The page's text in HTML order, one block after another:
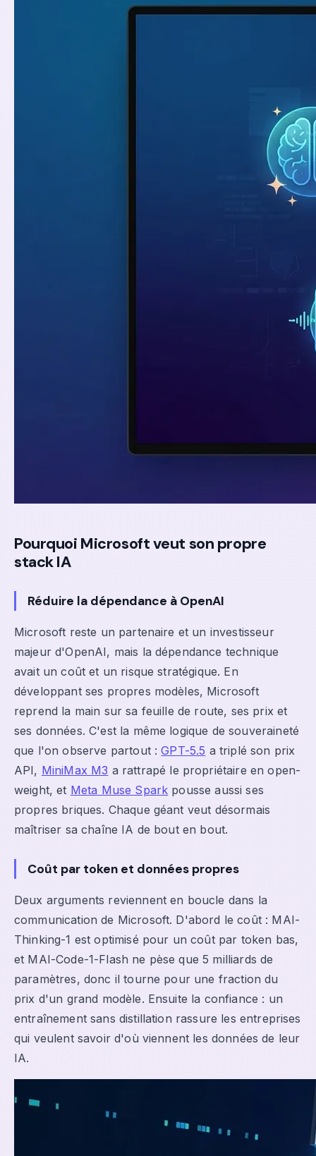
Pourquoi Microsoft veut son propre
stack IA
Réduire la dépendance à OpenAI
Microsoft reste un partenaire et un investisseur
majeur d'OpenAI, mais la dépendance technique
avait un coût et un risque stratégique. En
développant ses propres modèles, Microsoft
reprend la main sur sa feuille de route, ses prix et
ses données. C'est la même logique de souveraineté
que l'on observe partout :GPT-5.5 a triplé son prix
API, MiniMax M3 a rattrapé le propriétaire en open-
weight, et Meta Muse Spark pousse aussi ses
propres briques. Chaque géant veut désormais
maîtriser sa chaîne IA de bout en bout.
Coût par token et données propres
Deux arguments reviennent en boucle dans la
communication de Microsoft. D'abord le coût : MAI-
Thinking-1 est optimisé pour un coût par token bas,
et MAI-Code-1-Flash ne pèse que 5 milliards de
paramètres, donc il tourne pour une fraction du
prix d'un grand modèle. Ensuite la confiance : un
entraînement sans distillation rassure les entreprises
qui veulent savoir d'où viennent les données de leur
IA.